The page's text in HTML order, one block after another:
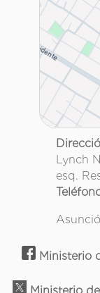
Lynch
esq.
Ministerio